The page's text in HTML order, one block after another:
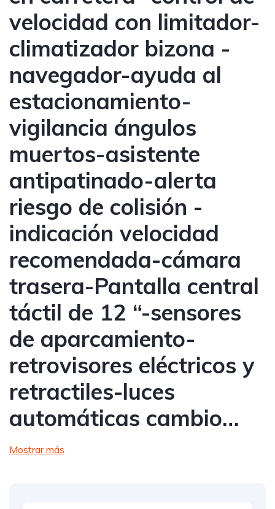
velocidad con limitador-
climatizador bizona -
navegador-ayuda al
estacionamiento-
vigilancia ángulos
muertos-asistente
antipatinado-alerta
riesgo de colisión -
indicación velocidad
recomendada-cámara
trasera-Pantalla central
táctil de 12 “-sensores
de aparcamiento-
retrovisores eléctricos y
retractiles-luces
automáticas cambio…
Mostrar más